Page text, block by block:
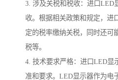
3. 涉及关税和税收：进口LED
收。根据相关政策和规定，进
定的税率缴纳关税，同时还可
税等。
4. 技术要求严格：进口LED显
准和要求。LED显示器作为电